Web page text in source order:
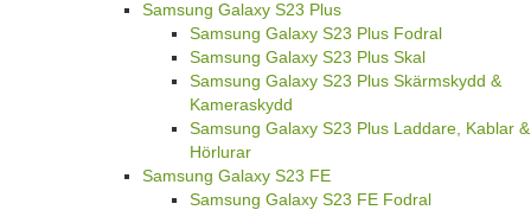
Samsung Galaxy S23 Plus
Samsung Galaxy S23 Plus Fodral
Samsung Galaxy S23 Plus Skal
Samsung Galaxy S23 Plus Skärmskydd &
Kameraskydd
Samsung Galaxy S23 Plus Laddare, Kablar &
Hörlurar
Samsung Galaxy S23 FE
Samsung Galaxy S23 FE Fodral